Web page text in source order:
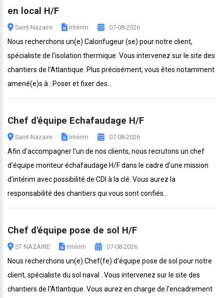
en local H/F
Saint-Nazaire Intérim : 07-08-2026
Nous recherchons un(e) Calorifugeur (se) pour notre client,
spécialiste de l'isolation thermique. Vous intervenez sur le site des
chantiers de l'Atlantique. Plus précisément, vous êtes notamment
amené(e)s à : Poser et fixer des...
Chef d'équipe Echafaudage H/F
Saint-Nazaire Intérim : 07-08-2026
Afin d'accompagner l'un de nos clients, nous recrutons un chef
d'équipe monteur échafaudage H/F dans le cadre d'une mission
d'intérim avec possibilité de CDI à la clé. Vous aurez la
responsabilité des chantiers qui vous sont confiés...
Chef d'équipe pose de sol H/F
ST NAZAIRE Intérim : 07-08-2026
Nous recherchons un(e) Chef(fe) d'équipe pose de sol pour notre
client, spécialiste du sol naval . Vous intervenez sur le site des
chantiers de l'Atlantique. Vous aurez en charge de l'encadrement